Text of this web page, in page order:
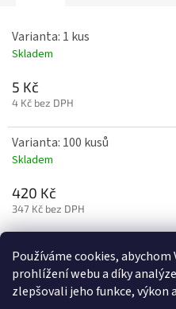
Používáme cookies,
prohlížení webu a díky
zlepšovali jeho funkce, výkon
Varianta: 1 kus
Skladem
5 Kč
4 Kč bez DPH
Varianta: 100 kusů
Skladem
420 Kč
347 Kč bez DPH